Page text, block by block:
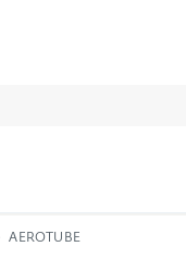
AEROTUBE